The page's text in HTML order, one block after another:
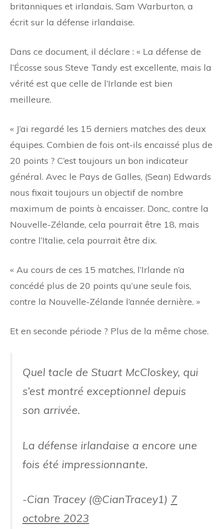
britanniques et irlandais, Sam Warburton, a
écrit sur la défense irlandaise.
Dans ce document, il déclare : « La défense de
l’Écosse sous Steve Tandy est excellente, mais la
vérité est que celle de l’Irlande est bien
meilleure.
« J’ai regardé les 15 derniers matches des deux
équipes. Combien de fois ont-ils encaissé plus de
20 points ? C’est toujours un bon indicateur
général. Avec le Pays de Galles, (Sean) Edwards
nous fixait toujours un objectif de nombre
maximum de points à encaisser. Donc, contre la
Nouvelle-Zélande, cela pourrait être 18, mais
contre l’Italie, cela pourrait être dix.
« Au cours de ces 15 matches, l’Irlande n’a
concédé plus de 20 points qu’une seule fois,
contre la Nouvelle-Zélande l’année dernière. »
Et en seconde période ? Plus de la même chose.
Quel tacle de Stuart McCloskey, qui
s’est montré exceptionnel depuis
son arrivée.
La défense irlandaise a encore une
fois été impressionnante.
-Cian Tracey (@CianTracey1) 7
octobre 2023